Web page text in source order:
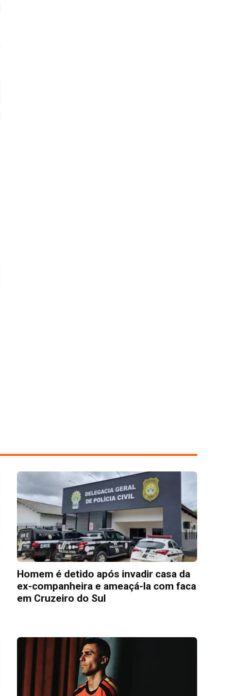
Homem é detido após invadir casa da
ex-companheira e ameaçá-la com faca
em Cruzeiro do Sul